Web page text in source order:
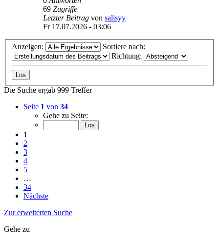
69 Zugriffe
Letzter Beitrag von salisyy
Fr 17.07.2026 - 03:06
Anzeigen:
Sortiere nach:
Richtung:
Die Suche ergab 999 Treffer
Seite 1 von 34
Gehe zu Seite:
1
2
3
4
5
…
34
Nächste
Zur erweiterten Suche
Gehe zu